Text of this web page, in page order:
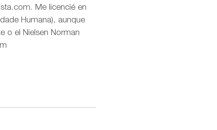
Me licencié en
Humana), aunque
o el Nielsen Norman